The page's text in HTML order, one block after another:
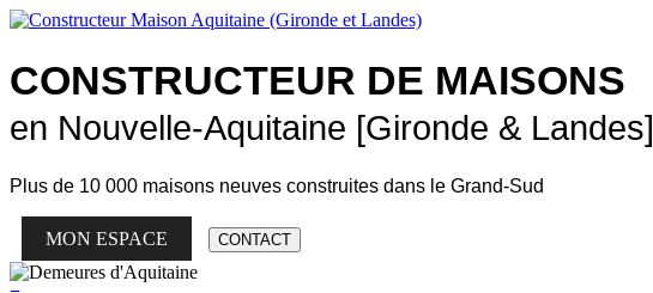
CONSTRUCTEUR DE MAISONS
en Nouvelle-Aquitaine [Gironde & Landes]
Plus de 10 000 maisons neuves construites dans le Grand-Sud
MON ESPACE CONTACT